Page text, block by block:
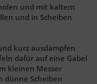
und mit kaltem
und in Scheiben
kurz ausdampfen
dafür auf eine Gabel
kleinen Messer
dünne Scheiben